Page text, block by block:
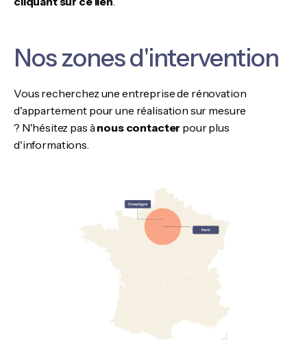
Nos zones d'intervention
Vous recherchez une entreprise de rénovation
d'appartement pour une réalisation sur mesure
? N'hésitez pas ànous contacter pour plus
d'informations.